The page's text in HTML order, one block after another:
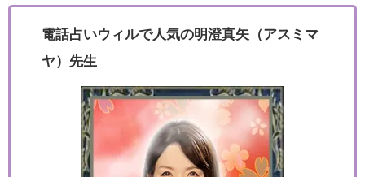
電話占いウィルで人気の明澄真矢（アスミマ
ヤ）先生